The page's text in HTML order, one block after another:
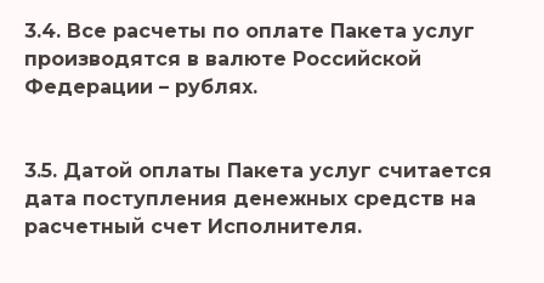
3.4. Все расчеты по оплате Пакета услуг
производятся в валюте Российской
Федерации – рублях.
3.5. Датой оплаты Пакета услуг считается
дата поступления денежных средств на
расчетный счет Исполнителя.